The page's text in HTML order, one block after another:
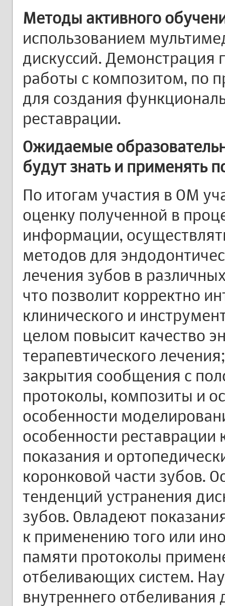
Методы активного
использованием
дискуссий.
работы с композитом, по
для создания
реставрации.
Ожидаемые
будут знать и применять
По итогам участия в ОМ
оценку полученной в
информации,
методов для
лечения зубов в
что позволит корректно
клинического и
целом повысит качество
терапевтического
закрытия сообщения с
протоколы, композиты и
особенности
особенности реставрации
показания и
коронковой части зубов.
тенденций устранения
зубов. Овладеют
к применению того или
памяти протоколы
отбеливающих систем.
внутреннего